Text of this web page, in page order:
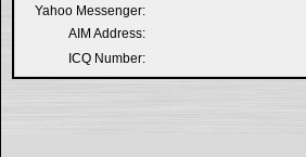
Yahoo Messenger:
AIM Address:
ICQ Number: